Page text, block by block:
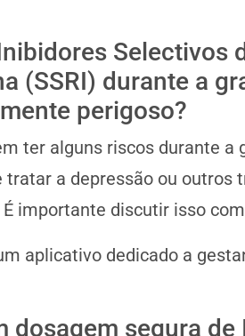
Selectivos
(SSRI) durante a
perigoso?
ter alguns riscos durante
tratar a depressão ou outros
importante discutir isso
aplicativo dedicado a
dosagem segura